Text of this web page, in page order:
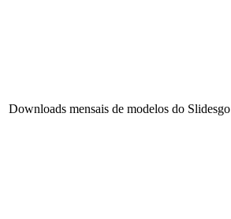
Downloads mensais de modelos do Slidesgo